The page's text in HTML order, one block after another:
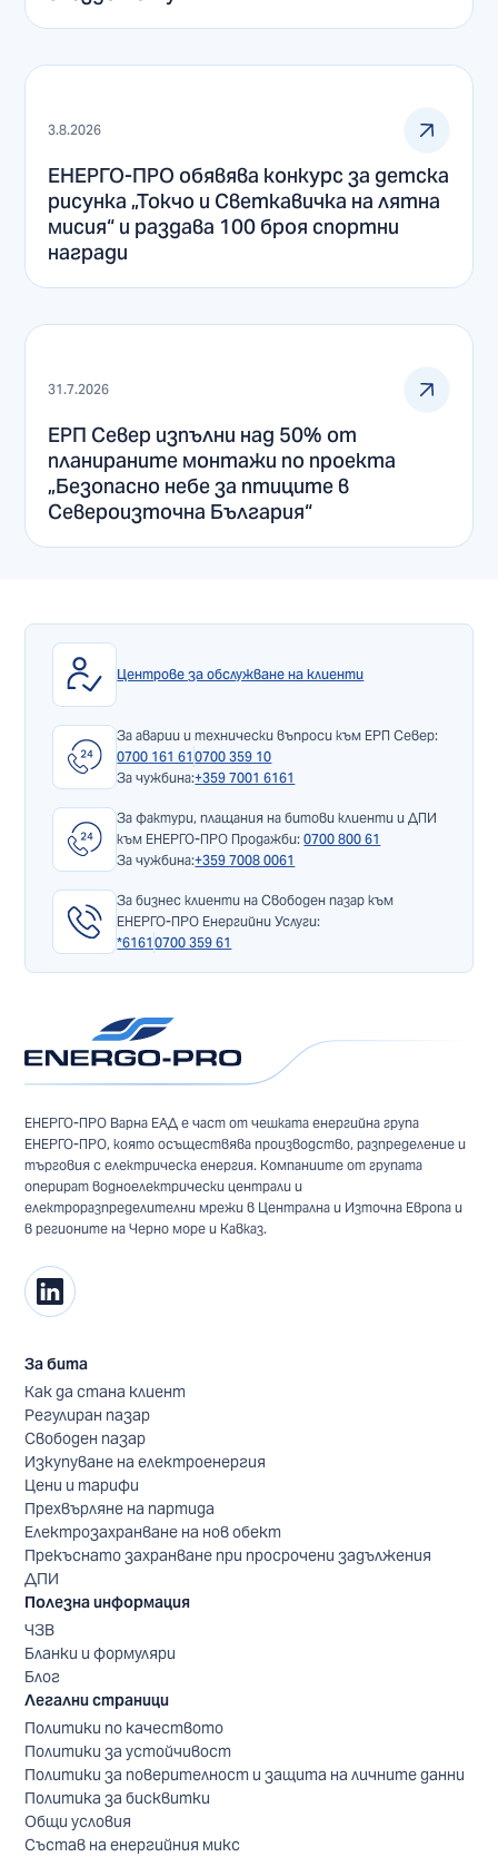
3.8.2026
ЕНЕРГО-ПРО обявява конкурс за детска
рисунка „Токчо и Светкавичка на лятна
мисия“ и раздава 100 броя спортни
награди
31.7.2026
ЕРП Север изпълни над 50% от
планираните монтажи по проекта
„Безопасно небе за птиците в
Североизточна България“
Центрове за обслужване на клиенти
За аварии и технически въпроси към ЕРП Север:
0700 161 61 0700 359 10
За чужбина:+359 7001 6161
За фактури, плащания на битови клиенти и ДПИ
към ЕНЕРГО-ПРО Продажби:0700 800 61
За чужбина:+359 7008 0061
За бизнес клиенти на Свободен пазар към
ЕНЕРГО-ПРО Енергийни Услуги:
*6161 0700 359 61
ЕНЕРГО-ПРО Варна ЕАД е част от чешката енергийна група
ЕНЕРГО-ПРО, която осъществява производство, разпределение и
търговия с електрическа енергия. Компаниите от групата
оперират водноелектрически централи и
електроразпределителни мрежи в Централна и Източна Европа и
в регионите на Черно море и Кавказ.
За бита
Как да стана клиент
Регулиран пазар
Свободен пазар
Изкупуване на електроенергия
Цени и тарифи
Прехвърляне на партида
Електрозахранване на нов обект
Прекъснато захранване при просрочени задължения
ДПИ
Полезна информация
ЧЗВ
Бланки и формуляри
Блог
Легални страници
Политики по качеството
Политики за устойчивост
Политики за поверителност и защита на личните данни
Политика за бисквитки
Общи условия
Състав на енергийния микс